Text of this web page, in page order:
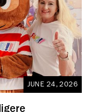
JUNE 24, 2026